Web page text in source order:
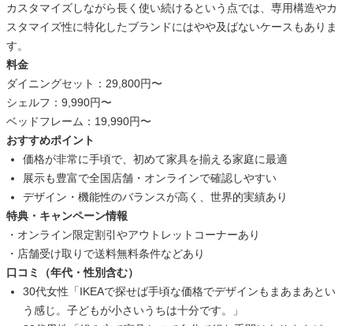
カスタマイズしながら長く使い続けるという点では、専用構造やカ
スタマイズ性に特化したブランドにはやや及ばないケースもありま
す。
料金
ダイニングセット：29,800円〜
シェルフ：9,990円〜
ベッドフレーム：19,990円〜
おすすめポイント
価格が非常に手頃で、初めて家具を揃える家庭に最適
展示も豊富で全国店舗・オンラインで確認しやすい
デザイン・機能性のバランスが高く、世界的実績あり
特典・キャンペーン情報
・オンライン限定割引やアウトレットコーナーあり
・店舗受け取りで送料無料条件などあり
口コミ（年代・性別含む）
30代女性「IKEAで探せば手頃な価格でデザインもまあまあとい
う感じ。子どもが小さいうちは十分です。」